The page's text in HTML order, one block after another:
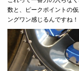
数と、ピークポイントの
ングワン感じるんですね！